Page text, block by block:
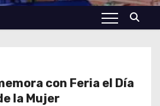
con Feria el Día
la Mujer